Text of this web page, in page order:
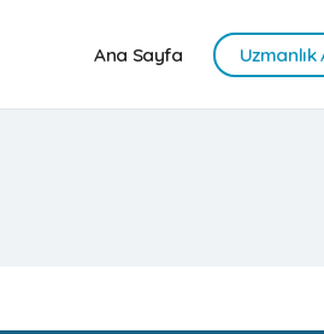
Ana Sayfa Uzmanlık
ANA SAYFA
UZMANLIK